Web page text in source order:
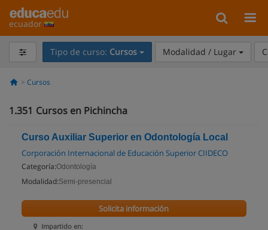
ecuador
Tipo de curso: Cursos Modalidad / Lugar
Cursos
1.351 Cursos en Pichincha
Curso Auxiliar Superior en Odontología Local
Corporación Internacional de Educación Superior CIIDECO
Categoría:Odontología
Modalidad:Semi-presencial
Impartido en:
Solicita información